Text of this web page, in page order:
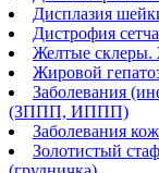
Дисплазия
Дистрофия
Желтые склеры.
Жировой
Заболевания
(ЗППП, ИППП)
Заболевания
Золотистый